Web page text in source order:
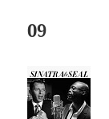
09